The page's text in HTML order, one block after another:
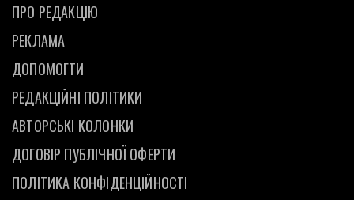
ПРО РЕДАКЦІЮ
РЕКЛАМА
ДОПОМОГТИ
РЕДАКЦІЙНІ ПОЛІТИКИ
АВТОРСЬКІ КОЛОНКИ
ДОГОВІР ПУБЛІЧНОЇ ОФЕРТИ
ПОЛІТИКА КОНФІДЕНЦІЙНОСТІ